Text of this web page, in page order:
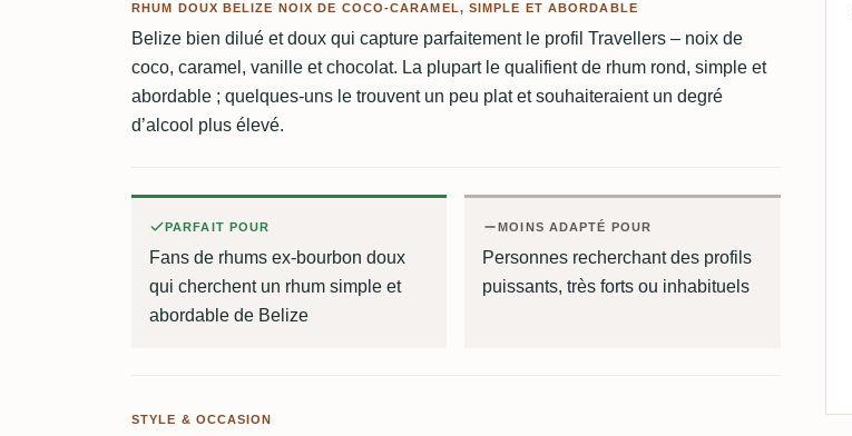
RHUM DOUX BELIZE NOIX DE COCO-CARAMEL, SIMPLE ET ABORDABLE
Belize bien dilué et doux qui capture parfaitement le profil Travellers – noix de
coco, caramel, vanille et chocolat. La plupart le qualifient de rhum rond, simple et
abordable ; quelques-uns le trouvent un peu plat et souhaiteraient un degré
d’alcool plus élevé.
PARFAIT POUR
Fans de rhums ex-bourbon doux
qui cherchent un rhum simple et
abordable de Belize
MOINS ADAPTÉ POUR
Personnes recherchant des profils
puissants, très forts ou inhabituels
STYLE & OCCASION